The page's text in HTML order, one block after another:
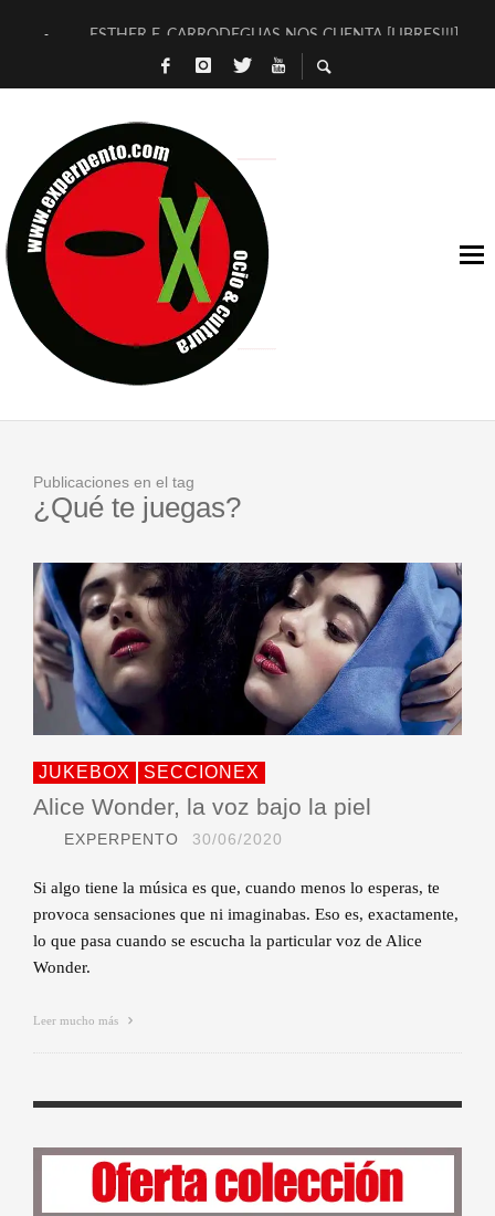
ESTHER F. CARRODEGUAS NOS CUENTA [LIBRES!!!]
[TERRA DE GUAPES] DE SANDRA MONFORT
TIMBRE 4, LA ESCUELA DEL DIRECTOR TEATRAL CLAUDIO
30 AÑOS (NO ES NADA) DE LA KATARSIS DEL TOMATAZO
MILITARES JUDÍAS EN #EXVITA
D’BALDOMEROS REINVENTAN [BITÁCORA 3.0] EN EXVITA
MARSHALL FLASH PRESENTA EN EXVITA [RELATIVA
JOFRE BARDAGÍ EN EXVITA INTERPRETANDO A SERRAT
Publicaciones en el tag
¿Qué te juegas?
JUKEBOX SECCIONEX
Alice Wonder, la voz bajo la piel
EXPERPENTO 30/06/2020
Si algo tiene la música es que, cuando menos lo esperas, te
provoca sensaciones que ni imaginabas. Eso es, exactamente,
lo que pasa cuando se escucha la particular voz de Alice
Wonder.
Leer mucho más